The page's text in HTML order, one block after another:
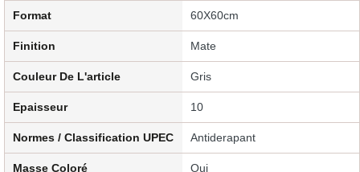
Format 60X60cm
Finition Mate
Couleur De L'article Gris
Epaisseur 10
Normes / Classification UPEC Antiderapant
Masse Coloré Oui